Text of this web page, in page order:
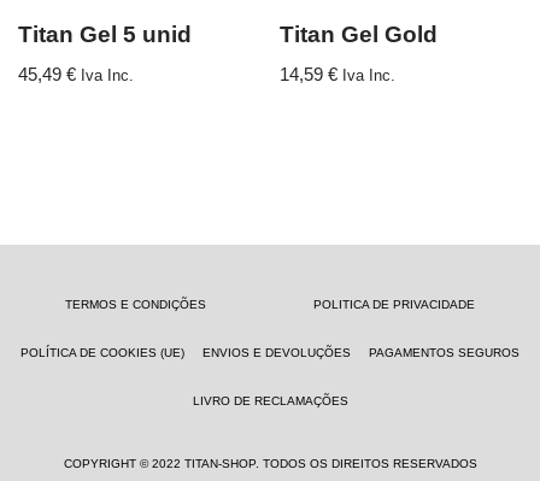
Titan Gel 5 unid
45,49 € Iva Inc.
Titan Gel Gold
14,59€ Iva Inc.
TERMOS E CONDIÇÕES POLITICA DE PRIVACIDADE
POLÍTICA DE COOKIES (UE) ENVIOS E DEVOLUÇÕES PAGAMENTOS SEGUROS
LIVRO DE RECLAMAÇÕES
COPYRIGHT © 2022 TITAN-SHOP. TODOS OS DIREITOS RESERVADOS